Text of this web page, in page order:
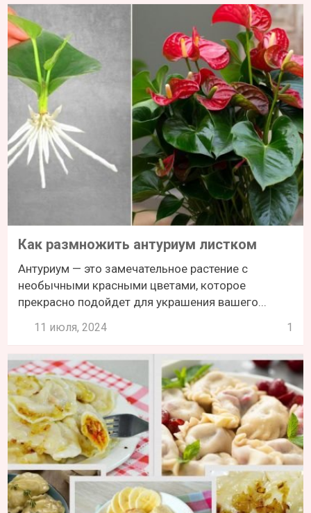
Как размножить антуриум листком
Антуриум — это замечательное растение с
необычными красными цветами, которое
прекрасно подойдет для украшения вашего...
11 июля, 2024 1